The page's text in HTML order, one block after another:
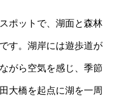
ポットで、湖面と森林
す。湖岸には遊歩道が
がら空気を感じ、季節
大橋を起点に湖を一周